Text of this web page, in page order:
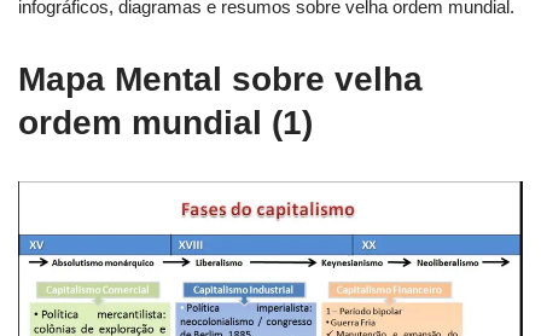
infográficos, diagramas e resumos sobre velha ordem mundial.
Mapa Mental sobre velha
ordem mundial (1)